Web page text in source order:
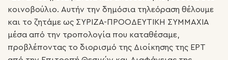
κοινοβούλιο. Αυτήν την δημόσια τηλεόραση θέλουμε
και το ζητάμε ως ΣΥΡΙΖΑ-ΠΡΟΟΔΕΥΤΙΚΗ ΣΥΜΜΑΧΙΑ
μέσα από την τροπολογία που καταθέσαμε,
προβλέποντας το διορισμό της Διοίκησης της ΕΡΤ